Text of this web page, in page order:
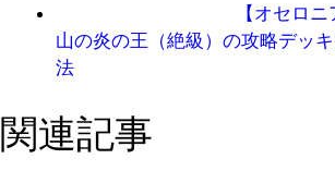
【オセロ
山の炎の王（絶級）の攻略デッ
法
関連記事